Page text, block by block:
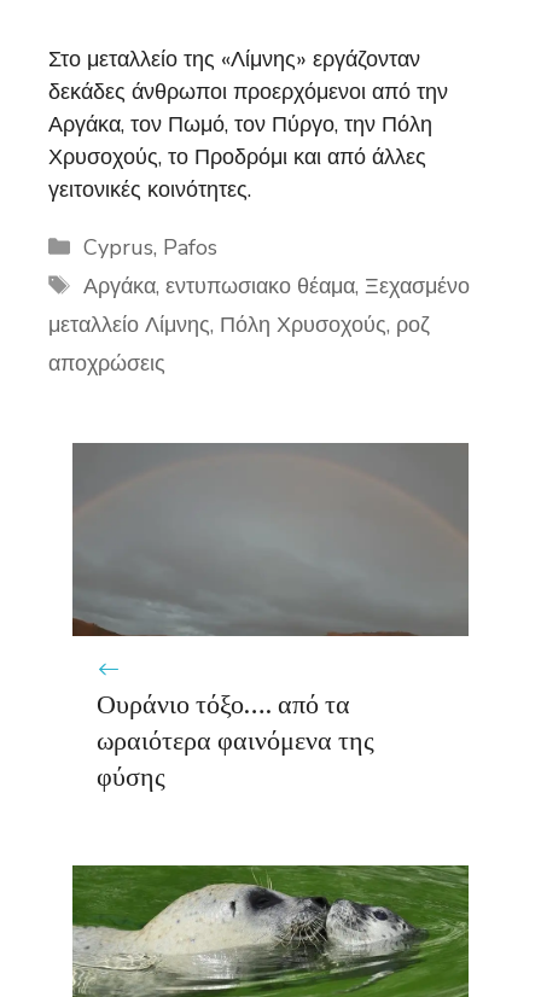
Στο μεταλλείο της «Λίμνης» εργάζονταν
δεκάδες άνθρωποι προερχόμενοι από την
Αργάκα, τον Πωμό, τον Πύργο, την Πόλη
Χρυσοχούς, το Προδρόμι και από άλλες
γειτονικές κοινότητες.
Categories
Cyprus, Pafos
Tags
Αργάκα, εντυπωσιακο θέαμα, Ξεχασμένο
μεταλλείο Λίμνης, Πόλη Χρυσοχούς, ροζ
αποχρώσεις
Ουράνιο τόξο…. από τα
ωραιότερα φαινόμενα της
φύσης